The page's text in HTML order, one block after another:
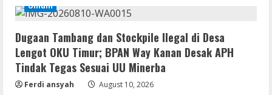
Umum
Dugaan Tambang dan Stockpile Ilegal di Desa
Lengot OKU Timur; BPAN Way Kanan Desak APH
Tindak Tegas Sesuai UU Minerba
Ferdi ansyah August 10, 2026
5
CuteFTP Professional Free[Activated]
August 10, 2026
Umum
Gagalkan Peredaran Sabu di Umpu